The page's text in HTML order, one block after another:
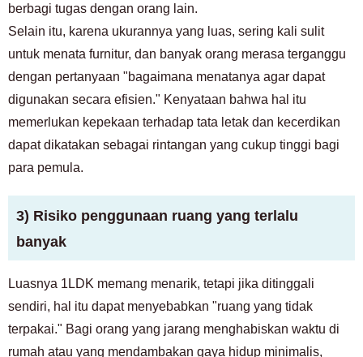
berbagi tugas dengan orang lain.
Selain itu, karena ukurannya yang luas, sering kali sulit
untuk menata furnitur, dan banyak orang merasa terganggu
dengan pertanyaan "bagaimana menatanya agar dapat
digunakan secara efisien." Kenyataan bahwa hal itu
memerlukan kepekaan terhadap tata letak dan kecerdikan
dapat dikatakan sebagai rintangan yang cukup tinggi bagi
para pemula.
3) Risiko penggunaan ruang yang terlalu
banyak
Luasnya 1LDK memang menarik, tetapi jika ditinggali
sendiri, hal itu dapat menyebabkan "ruang yang tidak
terpakai." Bagi orang yang jarang menghabiskan waktu di
rumah atau yang mendambakan gaya hidup minimalis,